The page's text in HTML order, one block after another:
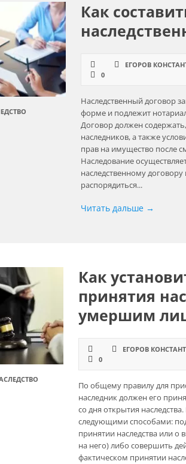
Как
ЕГОРОВ
0
Наследственный договор
форме и подлежит
Договор должен
наследников, а также
прав на имущество после
Наследование
наследственному
распорядиться...
Читать дальше →
Как
принятия
умершим
ЕГОРОВ
0
По общему правилу для
наследник должен его
со дня открытия
следующими способами:
принятии наследства или о
на него) либо совершить
фактическом принятии